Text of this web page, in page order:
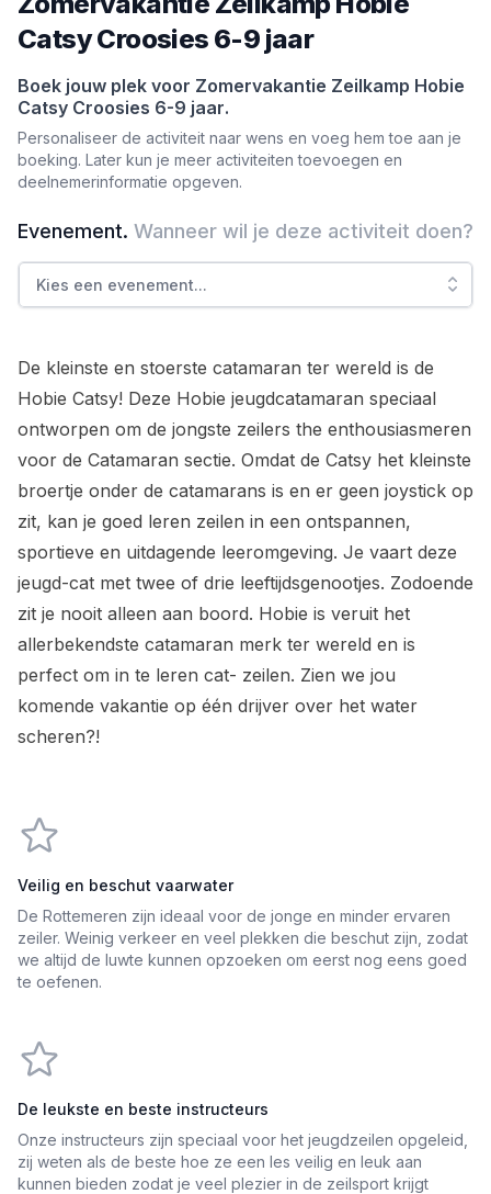
Catsy Croosies 6-9 jaar
Boek jouw plek voor Zomervakantie Zeilkamp Hobie
Catsy Croosies 6-9 jaar.
Personaliseer de activiteit naar wens en voeg hem toe aan je
boeking. Later kun je meer activiteiten toevoegen en
deelnemerinformatie opgeven.
Evenement. Wanneer wil je deze activiteit doen?
Kies een evenement...
De kleinste en stoerste catamaran ter wereld is de
Hobie Catsy! Deze Hobie jeugdcatamaran speciaal
ontworpen om de jongste zeilers the enthousiasmeren
voor de Catamaran sectie. Omdat de Catsy het kleinste
broertje onder de catamarans is en er geen joystick op
zit, kan je goed leren zeilen in een ontspannen,
sportieve en uitdagende leeromgeving. Je vaart deze
jeugd-cat met twee of drie leeftijdsgenootjes. Zodoende
zit je nooit alleen aan boord. Hobie is veruit het
allerbekendste catamaran merk ter wereld en is
perfect om in te leren cat- zeilen. Zien we jou
komende vakantie op één drijver over het water
scheren?!
Veilig en beschut vaarwater
De Rottemeren zijn ideaal voor de jonge en minder ervaren
zeiler. Weinig verkeer en veel plekken die beschut zijn, zodat
we altijd de luwte kunnen opzoeken om eerst nog eens goed
te oefenen.
De leukste en beste instructeurs
Onze instructeurs zijn speciaal voor het jeugdzeilen opgeleid,
zij weten als de beste hoe ze een les veilig en leuk aan
kunnen bieden zodat je veel plezier in de zeilsport krijgt